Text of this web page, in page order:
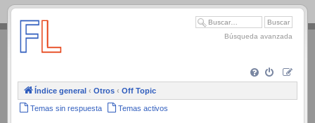
.
Búsqueda avanzada
Índice general ‹ Otros ‹ Off Topic
Temas sin respuesta Temas activos